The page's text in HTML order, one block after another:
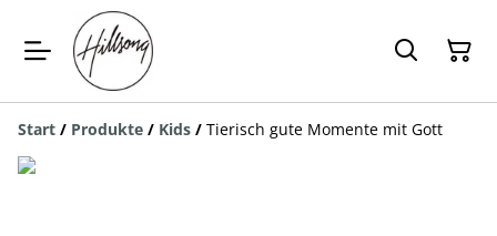
Start / Produkte / Kids / Tierisch gute Momente mit Gott